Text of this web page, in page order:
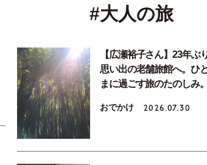
#大人の旅
【広瀬裕子さん】23年ぶ
思い出の老舗旅館へ。ひ
まに過ごす旅のたのしみ。
おでかけ 2026.07.30